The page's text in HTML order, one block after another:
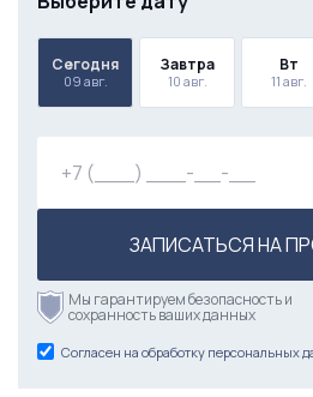
Сегодня
09 авг.
Завтра
10 авг.
Вт
11 авг.
ЗАПИСАТЬСЯ НА
Мы гарантируем безопасность и
сохранность ваших данных
Согласен на обработку персональных